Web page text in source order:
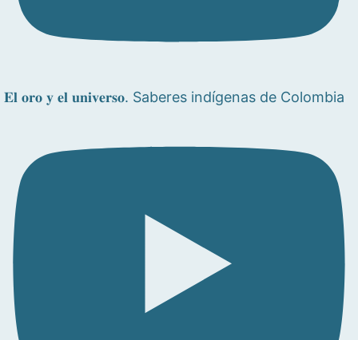
𝐄𝐥 𝐨𝐫𝐨 𝐲 𝐞𝐥 𝐮𝐧𝐢𝐯𝐞𝐫𝐬𝐨. Saberes indígenas de Colombia